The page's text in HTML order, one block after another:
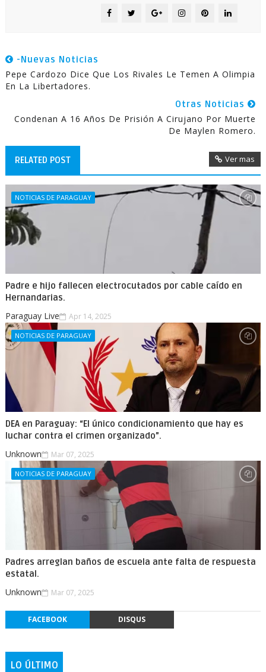
-Nuevas Noticias
Pepe Cardozo Dice Que Los Rivales Le Temen A Olimpia
En La Libertadores.
Otras Noticias
Condenan A 16 Años De Prisión A Cirujano Por Muerte
De Maylen Romero.
RELATED POST Ver mas
NOTICIAS DE PARAGUAY
Padre e hijo fallecen electrocutados por cable caído en
Hernandarias.
Paraguay Live Apr 14, 2025
NOTICIAS DE PARAGUAY
DEA en Paraguay: “El único condicionamiento que hay es
luchar contra el crimen organizado”.
Unknown Mar 07, 2025
NOTICIAS DE PARAGUAY
Padres arreglan baños de escuela ante falta de respuesta
estatal.
Unknown Mar 07, 2025
FACEBOOK DISQUS
LO ÚLTIMO